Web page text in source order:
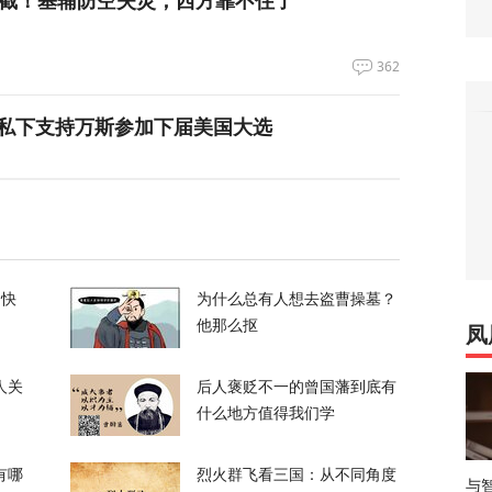
362
下支持万斯参加下届美国大选
台军丢盔弃甲，赖清德深夜逃跑，赌解放军
为什么总有人想去盗曹操墓？
他那么抠
关
后人褒贬不一的曾国藩到底有
什么地方值得我们学
哪 烈火群飞看三国：从不同角度 与